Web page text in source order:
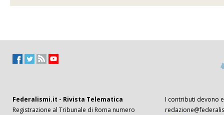
Federalismi.it - Rivista Telematica
Registrazione al Tribunale di Roma numero
I contributi devono